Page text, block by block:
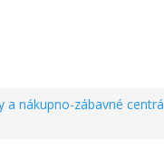
a nákupno-zábavné centrá